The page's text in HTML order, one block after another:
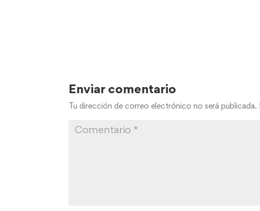
Enviar comentario
Tu dirección de correo electrónico no será publicada.